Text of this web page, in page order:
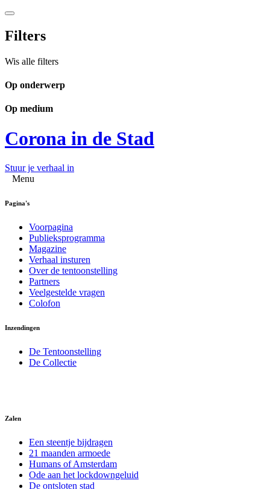
Filters
Wis alle filters
Op onderwerp
Op medium
Corona in de Stad
Stuur je verhaal in
Menu
Pagina's
Voorpagina
Publieksprogramma
Magazine
Verhaal insturen
Over de tentoonstelling
Partners
Veelgestelde vragen
Colofon
Inzendingen
De Tentoonstelling
De Collectie
Zalen
Een steentje bijdragen
21 maanden armoede
Humans of Amsterdam
Ode aan het lockdowngeluid
De ontsloten stad